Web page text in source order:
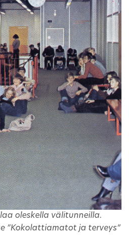
oleskella välitunneilla.
”Kokolattiamatot ja terveys”